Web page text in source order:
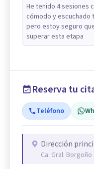
He tenido 4 sesiones
cómodo y escuchado
pero estoy seguro
superar esta etapa
Reserva tu
Teléfono
Dirección
Ca. Gral.